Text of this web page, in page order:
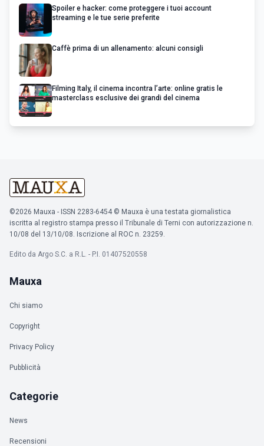
Spoiler e hacker: come proteggere i tuoi account
streaming e le tue serie preferite
Caffè prima di un allenamento: alcuni consigli
Filming Italy, il cinema incontra l’arte: online gratis le
masterclass esclusive dei grandi del cinema
©2026 Mauxa - ISSN 2283-6454 © Mauxa è una testata giornalistica
iscritta al registro stampa presso il Tribunale di Terni con autorizzazione n.
10/08 del 13/10/08. Iscrizione al ROC n. 23259.
Edito da Argo S.C. a R.L. - P.I. 01407520558
Mauxa
Chi siamo
Copyright
Privacy Policy
Pubblicità
Categorie
News
Recensioni